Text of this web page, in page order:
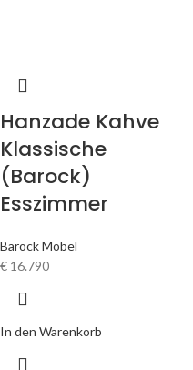
Hanzade Kahve
Klassische
(Barock)
Esszimmer
Barock Möbel
€ 16.790
In den Warenkorb